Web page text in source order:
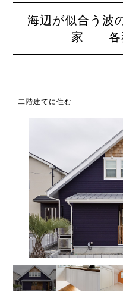
海辺が似合う波
家 各
二階建てに住む